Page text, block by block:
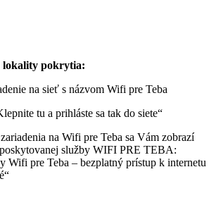
lokality pokrytia:
na sieť s názvom Wifi pre Teba
tu a prihláste sa tak do siete“
na Wifi pre Teba sa Vám zobrazí
služby WIFI PRE TEBA:
Wifi pre Teba – bezplatný prístup k internetu